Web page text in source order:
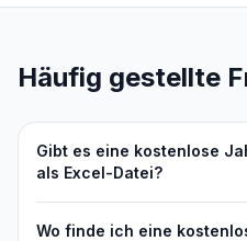
Häufig gestellte
Gibt es eine kostenlose
als Excel-Datei?
Wo finde ich eine